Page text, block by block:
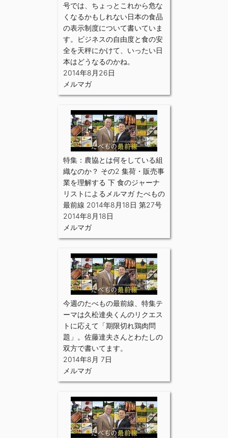
号では、ちょっとこれから危な
くなるかもしれない日本の食品
の表示制度について書いていま
す。ビジネスの自由度と食の安
全を天秤にかけて、いったい日
本はどうなるのかね。
2014年8月26日
メルマガ
特集：農協とは何をしている組
織なのか？ その2 集荷・販売事
業を理解する 下 食のジャーナ
リストによるメルマガ たべもの
最前線 2014年8月18日 第27号
2014年8月18日
メルマガ
今週のたべもの最前線、特集テ
ーマは久松達央くんのリクエス
トに応えて「期限切れ鶏肉問
題」。佐藤達夫さんとわたしの
双方で書いてます。
2014年8月 7日
メルマガ